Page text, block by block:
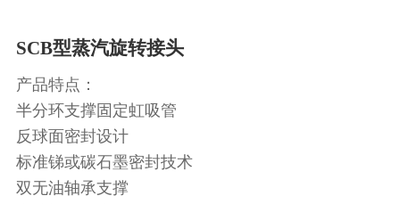
SCB型蒸汽旋转接头
产品特点：
半分环支撑固定虹吸管
反球面密封设计
标准锑或碳石墨密封技术
双无油轴承支撑